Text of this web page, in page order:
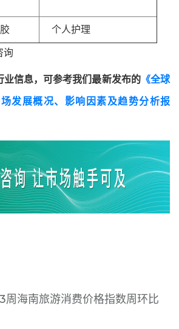
个人护理
询
信息，可参考我们最新发布的《全球
发展概况、影响因素及趋势分析报
海南旅游消费价格指数周环比